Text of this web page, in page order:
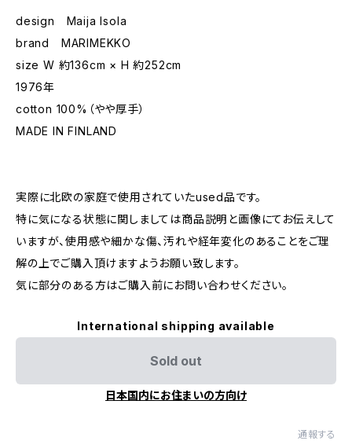
design Maija Isola
brand MARIMEKKO
size W 約136cm × H 約252cm
1976年
cotton 100%（やや厚手）
MADE IN FINLAND
実際に北欧の家庭で使用されていたused品です。
特に気になる状態に関しましては商品説明と画像にてお伝えして
いますが、使用感や細かな傷、汚れや経年変化のあることをご理
解の上でご購入頂けますようお願い致します。
気に部分のある方はご購入前にお問い合わせください。
International shipping available
Sold out
日本国内にお住まいの方向け
通報する